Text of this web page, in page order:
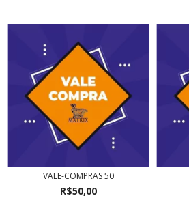
VALE-COMPRAS 50
R$50,00